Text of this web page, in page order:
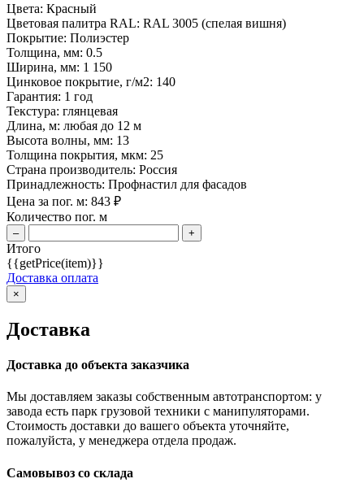
Цвета: Красный
Цветовая палитра RAL: RAL 3005 (спелая вишня)
Покрытие: Полиэстер
Толщина, мм: 0.5
Ширина, мм: 1 150
Цинковое покрытие, г/м2: 140
Гарантия: 1 год
Текстура: глянцевая
Длина, м: любая до 12 м
Высота волны, мм: 13
Толщина покрытия, мкм: 25
Страна производитель: Россия
Принадлежность: Профнастил для фасадов
Цена за пог. м: 843 ₽
Количество пог. м
– +
Итого
{{getPrice(item)}}
Доставка оплата
×
Доставка
Доставка до объекта заказчика
Мы доставляем заказы собственным автотранспортом: у
завода есть парк грузовой техники с манипуляторами.
Стоимость доставки до вашего объекта уточняйте,
пожалуйста, у менеджера отдела продаж.
Самовывоз со склада